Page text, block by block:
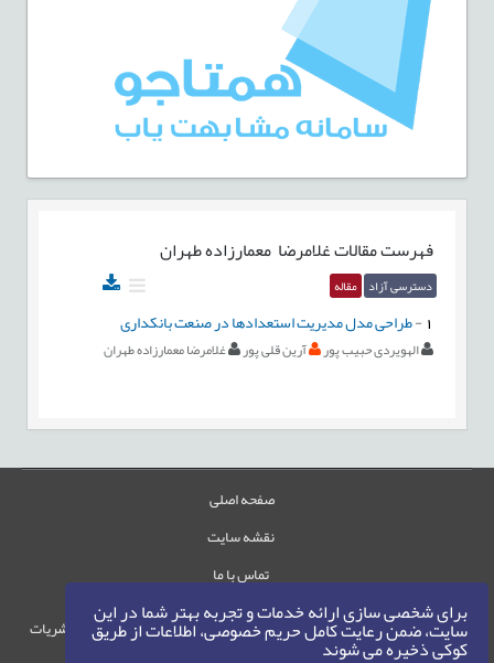
برای شخصی سازی ارائه خدمات و تجربه بهتر شما در این
سایت، ضمن رعایت کامل حریم خصوصی، اطلاعات از طریق
کوکی ذخیره می شوند
فهرست مقالاتغلامرضا معمارزاده طهران
دسترسی آزاد مقاله
-طراحی مدل مدیریت استعدادها در صنعت بانکداری
الهویردی حبیب پور آرین قلی پور غلامرضا معمارزاده طهران
صفحه اصلی
نقشه سایت
تماس با ما
حقوق این وب‌سایت متعلق به سامانه مدیریت نشریات